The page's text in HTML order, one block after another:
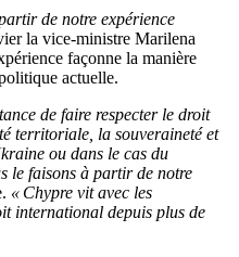
de notre expérience
la vice-ministre Marilena
façonne la manière
actuelle.
de faire respecter le droit
territoriale, la souveraineté et
ou dans le cas du
le faisons à partir de notre
« Chypre vit avec les
international depuis plus de